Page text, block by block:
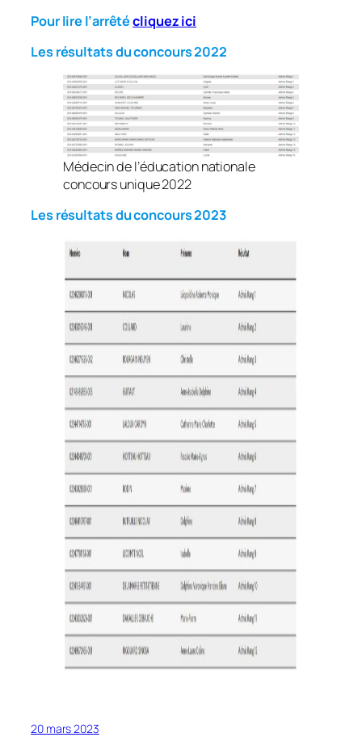
Pour lire l’arrêtécliquez ici
Les résultats du concours 2022
Médecin de l’éducation nationale
concours unique 2022
Les résultats du concours 2023
20 mars 2023